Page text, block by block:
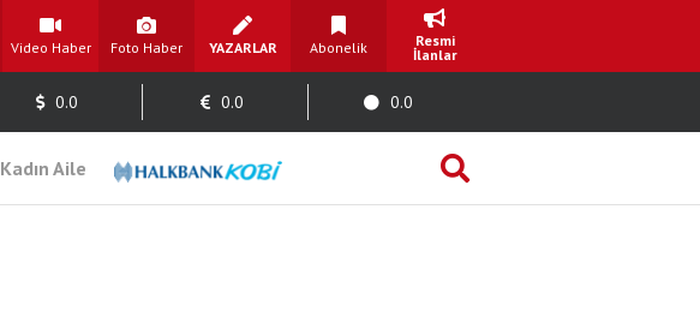
Video Haber Foto Haber YAZARLAR Abonelik
Resmi
İlanlar
0.0 0.0 0.0
Kadın Aile